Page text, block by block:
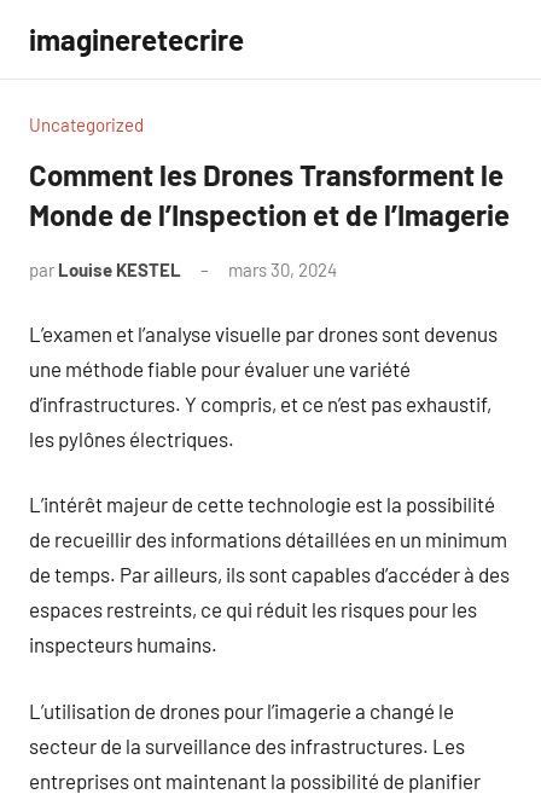
contenu
imagineretecrire
Uncategorized
Comment les Drones Transforment le
Monde de l’Inspection et de l’Imagerie
par Louise KESTEL mars 30, 2024
L’examen et l’analyse visuelle par drones sont devenus
une méthode fiable pour évaluer une variété
d’infrastructures. Y compris, et ce n’est pas exhaustif,
les pylônes électriques.
L’intérêt majeur de cette technologie est la possibilité
de recueillir des informations détaillées en un minimum
de temps. Par ailleurs, ils sont capables d’accéder à des
espaces restreints, ce qui réduit les risques pour les
inspecteurs humains.
L’utilisation de drones pour l’imagerie a changé le
secteur de la surveillance des infrastructures. Les
entreprises ont maintenant la possibilité de planifier